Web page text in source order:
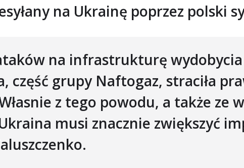
na Ukrainę poprzez polski
na infrastrukturę
część grupy Naftogaz, straciła
z tego powodu, a także ze
musi znacznie zwiększyć